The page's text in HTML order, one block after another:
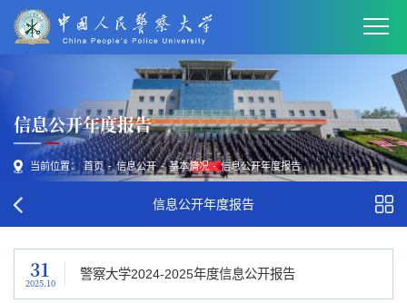
信息公开年度报告
当前位置： 首页 - 信息公开 - 基本情况 - 信息公开年度报告
信息公开年度报告
31
2025.10
警察大学2024-2025年度信息公开报告